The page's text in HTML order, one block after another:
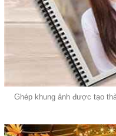
Ghép khung ảnh được tạo